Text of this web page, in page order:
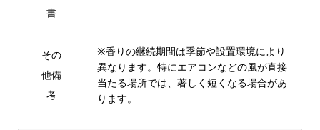
書
その
他備
考
※香りの継続期間は季節や設置環境により
異なります。特にエアコンなどの風が直接
当たる場所では、著しく短くなる場合があ
ります。